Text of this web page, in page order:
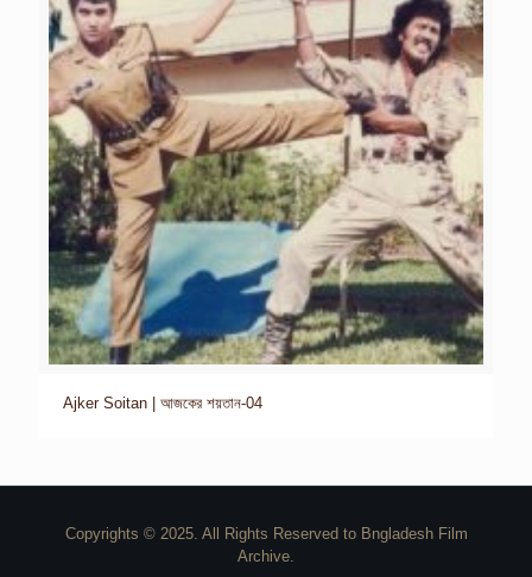
Ajker Soitan | আজকের শয়তান-04
Copyrights © 2025. All Rights Reserved to Bngladesh Film
Archive.